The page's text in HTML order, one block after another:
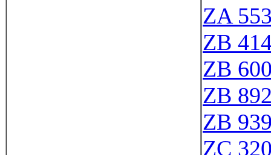
ZA
ZB
ZB
ZB
ZB
ZC